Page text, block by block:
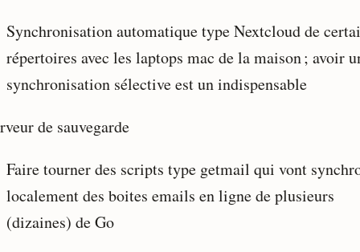
Synchronisation automatique type Nextcloud de
répertoires avec les laptops mac de la maison ; avoir
synchronisation sélective est un indispensable
de sauvegarde
Faire tourner des scripts type getmail qui vont
localement des boites emails en ligne de plusieurs
(dizaines) de Go